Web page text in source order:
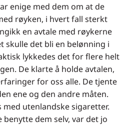
enige med dem om at de
røyken, i hvert fall sterkt
en avtale med røykerne
skulle det bli en belønning i
lykkedes det for flere helt
De klarte å holde avtalen,
for oss alle. De tjente
ene og den andre måten.
med utenlandske sigaretter.
benytte dem selv, var det jo